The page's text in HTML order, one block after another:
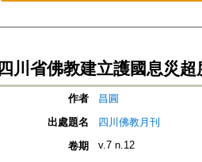
四川省佛教建立護國息災
作者
昌圓
出處題名
四川佛教月刊
卷期
v.7 n.12